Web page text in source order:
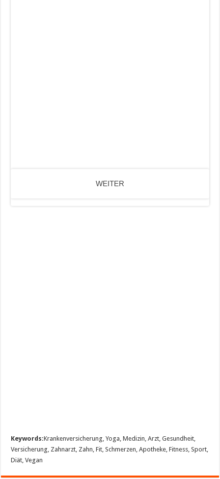
WEITER
Keywords:Krankenversicherung, Yoga, Medizin, Arzt, Gesundheit,
Versicherung, Zahnarzt, Zahn, Fit, Schmerzen, Apotheke, Fitness, Sport,
Diät, Vegan